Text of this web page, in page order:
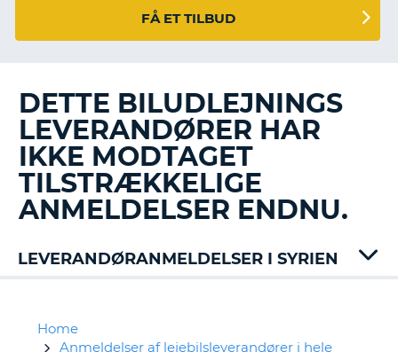
FÅ ET TILBUD
DETTE BILUDLEJNINGS
LEVERANDØRER HAR
IKKE MODTAGET
TILSTRÆKKELIGE
ANMELDELSER ENDNU.
LEVERANDØRANMELDELSER I SYRIEN
Home
Anmeldelser af lejebilsleverandører i hele